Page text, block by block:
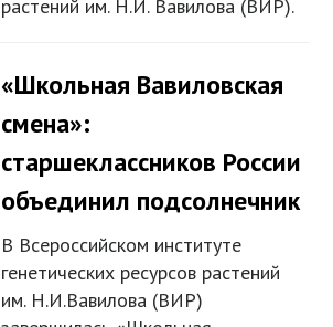
растений им. Н.И. Вавилова (ВИР).
«Школьная Вавиловская
смена»:
старшеклассников России
объединил подсолнечник
В Всероссийском институте
генетических ресурсов растений
им. Н.И.Вавилова (ВИР)